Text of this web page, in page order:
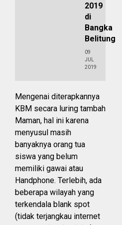
2019
di
Bangka
Belitung
09
JUL
2019
Mengenai diterapkannya
KBM secara luring tambah
Maman, hal ini karena
menyusul masih
banyaknya orang tua
siswa yang belum
memiliki gawai atau
Handphone. Terlebih, ada
beberapa wilayah yang
terkendala blank spot
(tidak terjangkau internet